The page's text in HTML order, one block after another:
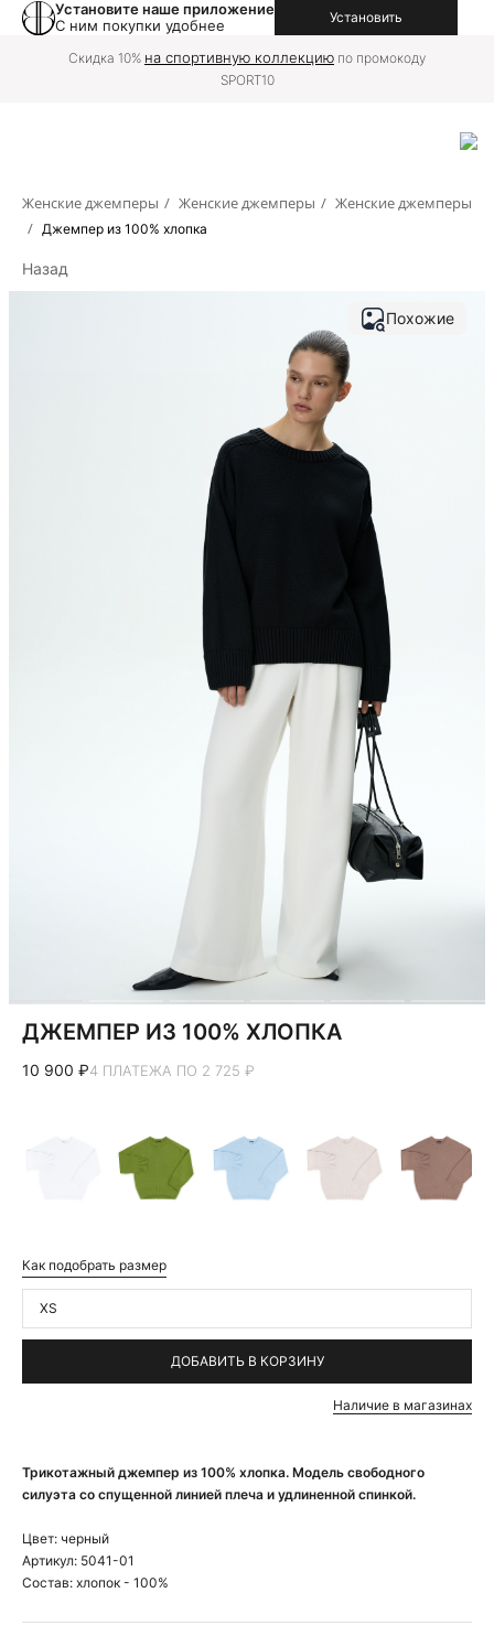
Установите наше приложение
С ним покупки удобнее
Установить
Скидка 10% на спортивную коллекцию по промокоду
SPORT10
Женские джемперы / Женские джемперы / Женские джемперы
/ Джемпер из 100% хлопка
Назад
Трикотажный джемпер из 100% хлопка. Модель свободного
силуэта со спущенной линией плеча и удлиненной спинкой.
Цвет: черный
Артикул: 5041-01
Состав: хлопок - 100%
Похожие
ДЖЕМПЕР ИЗ 100% ХЛОПКА
10 900 ₽4 ПЛАТЕЖА ПО 2 725 ₽
Как подобрать размер
XS
ДОБАВИТЬ В КОРЗИНУ
Наличие в магазинах